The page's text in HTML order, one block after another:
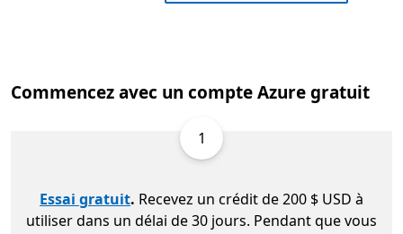
Commencez avec un compte Azure gratuit
1
Essai gratuit. Recevez un crédit de 200 $ USD à
utiliser dans un délai de 30 jours. Pendant que vous